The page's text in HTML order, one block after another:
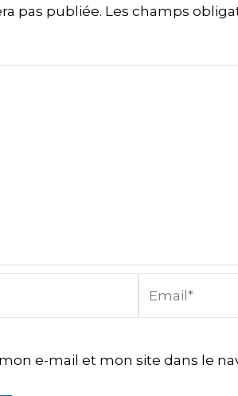
pas publiée. Les champs
e-mail et mon site dans le